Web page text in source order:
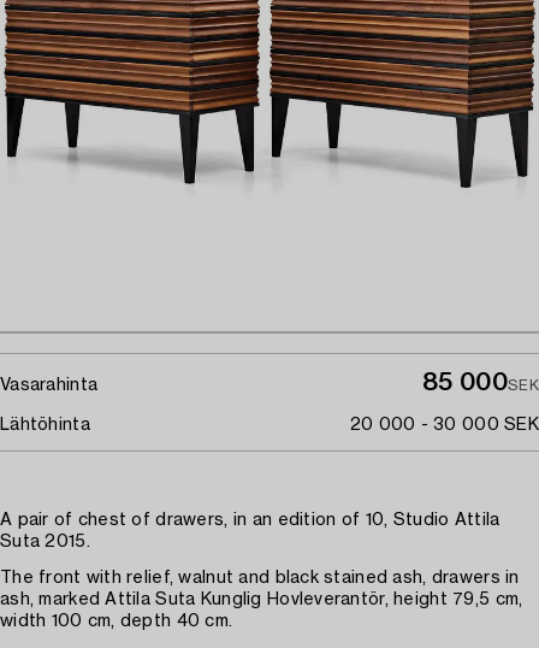
Vasarahinta 85 000SEK
Lähtöhinta 20 000 - 30 000 SEK
A pair of chest of drawers, in an edition of 10, Studio Attila
Suta 2015.
The front with relief, walnut and black stained ash, drawers in
ash, marked Attila Suta Kunglig Hovleverantör, height 79,5 cm,
width 100 cm, depth 40 cm.